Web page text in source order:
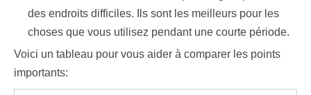
des endroits difficiles. Ils sont les meilleurs pour les
choses que vous utilisez pendant une courte période.
Voici un tableau pour vous aider à comparer les points
importants: